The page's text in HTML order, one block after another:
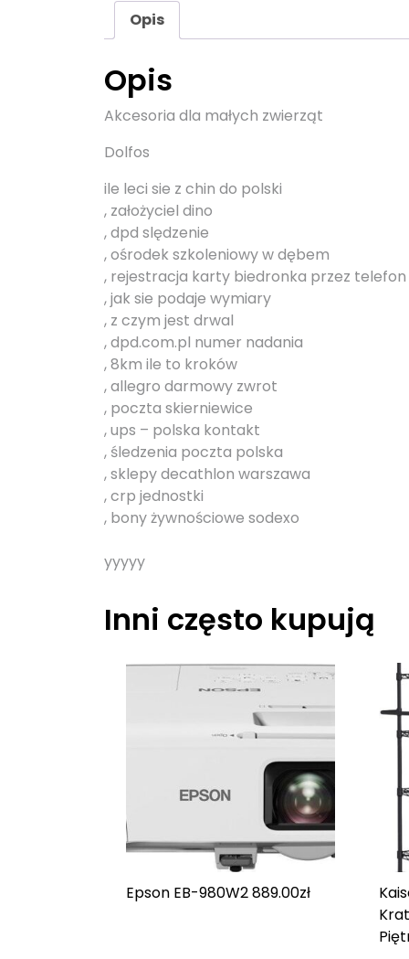
Opis
Opis
Akcesoria dla małych zwierząt
Dolfos
ile leci sie z chin do polski
, założyciel dino
, dpd slędzenie
, ośrodek szkoleniowy w dębem
, rejestracja karty biedronka przez telefon
, jak sie podaje wymiary
, z czym jest drwal
, dpd.com.pl numer nadania
, 8km ile to kroków
, allegro darmowy zwrot
, poczta skierniewice
, ups – polska kontakt
, śledzenia poczta polska
, sklepy decathlon warszawa
, crp jednostki
, bony żywnościowe sodexo
yyyyy
Inni często kupują
Epson EB-980W2 889.00zł